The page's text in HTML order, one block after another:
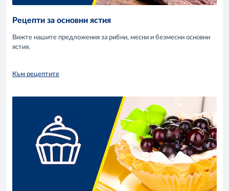
Рецепти за основни ястия
Вижте нашите предложения за рибни, месни и безмесни основни
ястия.
Към рецептите